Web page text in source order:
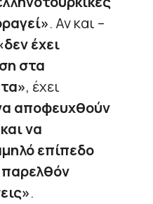
. Αν και –
έχει
στα
, έχει
αποφευχθούν
να
επίπεδο
.